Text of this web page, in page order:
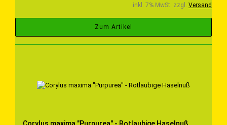
inkl. 7% MwSt. zzgl. Versand
Zum Artikel